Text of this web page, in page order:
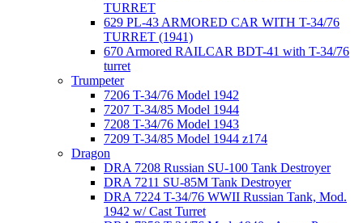
TURRET
629 PL-43 ARMORED CAR WITH T-34/76
TURRET (1941)
670 Armored RAILCAR BDT-41 with T-34/76
turret
Trumpeter
7206 T-34/76 Model 1942
7207 T-34/85 Model 1944
7208 T-34/76 Model 1943
7209 T-34/85 Model 1944 z174
Dragon
DRA 7208 Russian SU-100 Tank Destroyer
DRA 7211 SU-85M Tank Destroyer
DRA 7224 T-34/76 WWII Russian Tank, Mod.
1942 w/ Cast Turret